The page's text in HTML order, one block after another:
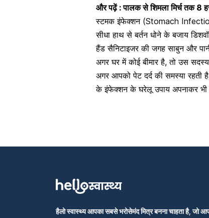
और पढ़ें :पालक से शिमला मिर्च तक 8
स्टमक इंफेक्शन (Stomach
सीधा हाथ से बर्तन धोने के बजाय
हैंड सैनिटाइजर की जगह साबुन और
अगर घर में कोई बीमार है, तो उस
अगर आपकोपेट दर्द की समस्या रहती
के इंफेक्शन के घरेलू उपाय अपनाकर भी
हैलो स्वास्थ्य आपका सबसे भरोसेमंद मित्र बनना चाहता है, जो